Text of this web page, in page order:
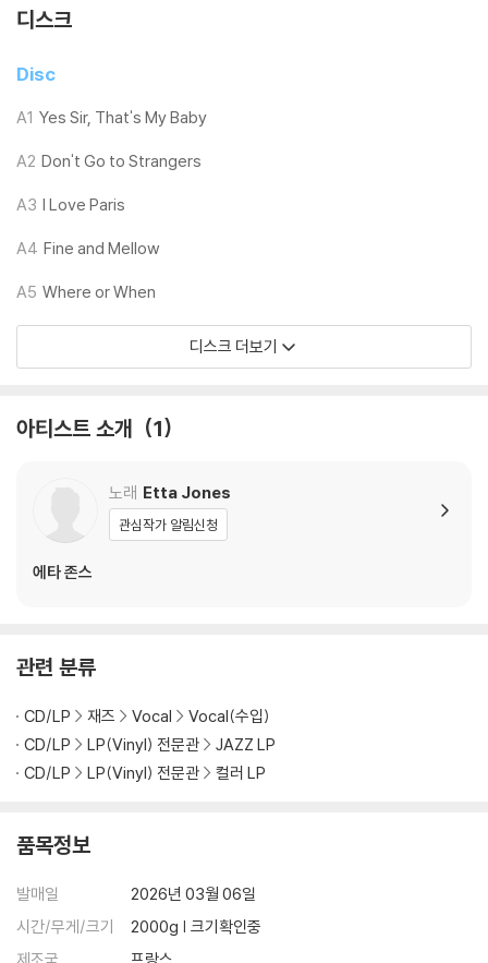
듣는 것은 보람 있는 경험이다... 존스의 스타일이 빌리 홀리데이의 레이디
고 있어 앞으로 큰 성공을 거둘 수 있을 것이다." 라고 평했다.
Etta Jones - vocals
Richard Wyands - piano
Skeeter Best - guitar
Roy Haynes - drums
있습니다.
2) 디스크 라벨은 공정상 매끄럽게 부착되지 않을 수도 있으며 겉포장 비
닐은 품질보증대상이 아닙니다.
3) 일본 제작 LP는 대부분 겉비닐이 밀봉되어 있지 않습니다.
4) 디지털 다운로드 코드는 본사에서 공지 없이 증정 종료될 수 있습니다.
모델) 다이내믹 사운드의 편차가 큰 트랙을 재생할 때 이상 현상이 발생할
기기 문제로 인해 발생하는 재생 불량 현상에 대해서는 반품/교환이 불가
하니 침압 조절이 가능한 기기에서 재생하실 것을 권유 드립니다.
2) 디스크는 정전기와 먼지로 인해 재생이 원활하지 않은 경우가 있습니
1) 열을 가하여 제작하는 바이닐 공정 특성상 디스크 표면이 미세하게 울
렁거리거나 휘어지는 경우가 있습니다.
재생이 불안정한 경우 스태빌라이저를 사용하시면 좀 더 안정적인 재생이
디스크
Disc
A1 Yes Sir, That's My Baby
A2 Don't Go to Strangers
A3 I Love Paris
A4 Fine and Mellow
A5 Where or When
디스크 더보기
아티스트 소개 1
노래 Etta Jones
관심작가 알림신청
에타 존스
관련 분류
CD/LP 재즈 Vocal
Vocal(수입)
CD/LP
LP(Vinyl) 전문관
JAZZ LP
CD/LP
LP(Vinyl) 전문관 컬러 LP
품목정보
발매일
2026년 03월 06일
시간/무게/크기
2000g | 크기확인중